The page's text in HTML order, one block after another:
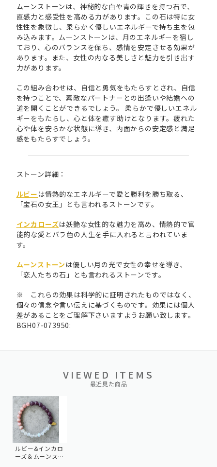
ムーンストーンは、神秘的な白や青の輝きを持つ石で、
直感力と感受性を高める力があります。この石は特に女
性性を象徴し、柔らかく優しいエネルギーで持ち主を包
み込みます。ムーンストーンは、月のエネルギーを宿し
ており、心のバランスを保ち、感情を安定させる効果が
あります。また、女性の内なる美しさと魅力を引き出す
力があります。
この組み合わせは、自信と勇気をもたらすとされ、自信
を持つことで、素敵なパートナーとの出逢いや結婚への
道を開くことができるでしょう。 柔らかで優しいエネル
ギーをもたらし、心と体を癒す助けとなります。疲れた
心や体を安らかな状態に導き、内面からの安定感と満足
感をもたらすでしょう。
ストーン詳細：
ルビー は情熱的なエネルギーで愛と勝利を勝ち取る、
「宝石の女王」とも言われるストーンです。
インカローズは妖艶な女性的な魅力を高め、情熱的で官
能的な愛とバラ色の人生を手に入れると言われていま
す。
ムーンストーン は優しい月の光で女性の幸せを導き、
「恋人たちの石」とも言われるストーンです。
※ これらの効果は科学的に証明されたものではなく、
個々の信念や言い伝えに基づくものです。効果には個人
差があることをご理解下さいますようお願い致します。
BGH07-073950:
VIEWED ITEMS
最近見た商品
ルビー&インカロ
ーズ＆ムーンス